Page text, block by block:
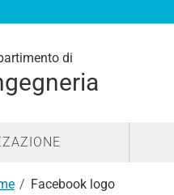
di
Facebook logo